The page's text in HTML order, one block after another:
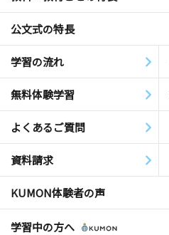
公文式の特長
学習の流れ
無料体験学習
よくあるご質問
資料請求
KUMON体験者の声
学習中の方へ